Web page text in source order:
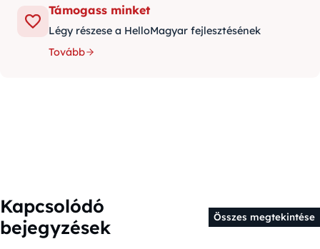
Támogass minket
Légy részese a HelloMagyar fejlesztésének
Tovább
Kapcsolódó
bejegyzések
Összes megtekintése